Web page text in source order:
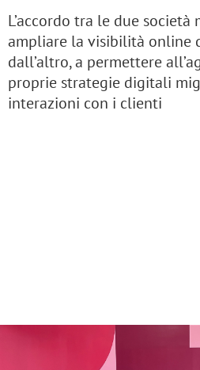
L’accordo tra le due
ampliare la visibilità online
dall’altro, a permettere
proprie strategie digitali
interazioni con i clienti